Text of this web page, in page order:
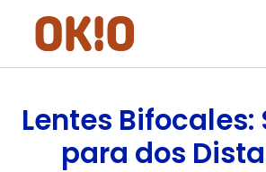
Lentes Bifocales:
para dos